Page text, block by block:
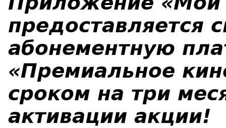
предоставляется
абонементную
«Премиальное
сроком на три
активации акции!